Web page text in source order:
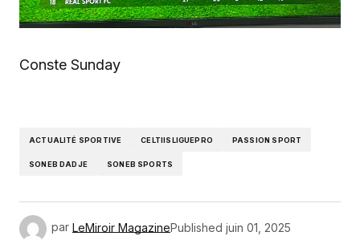
Conste Sunday
ACTUALITÉ SPORTIVE CELTIISLIGUEPRO PASSION SPORT
SONEB DADJE SONEB SPORTS
par LeMiroir MagazinePublished juin 01, 2025